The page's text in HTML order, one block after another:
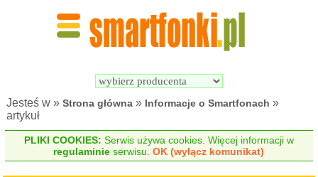
Jesteś w »Strona główna » Informacje o Smartfonach »
artykuł
PLIKI COOKIES: Serwis używa cookies. Więcej informacji w
regulaminie serwisu.OK (wyłącz komunikat)